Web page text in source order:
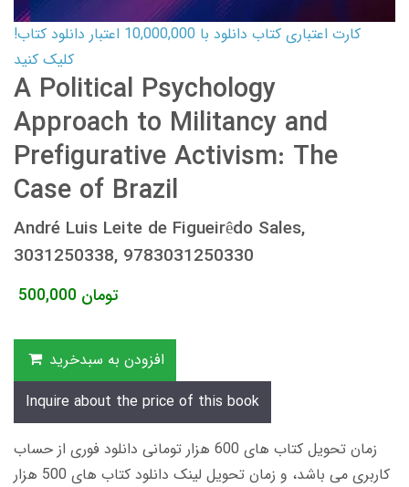
کارت اعتباری کتاب دانلود با 10,000,000 اعتبار دانلود کتاب!
کلیک کنید
A Political Psychology
Approach to Militancy and
Prefigurative Activism: The
Case of Brazil
André Luis Leite de Figueirêdo Sales,
3031250338, 9783031250330
500,000 تومان
افزودن به سبدخرید
Inquire about the price of this book
زمان تحویل کتاب های 600 هزار تومانی دانلود فوری از حساب
کاربری می باشد، و زمان تحویل لینک دانلود کتاب های 500 هزار